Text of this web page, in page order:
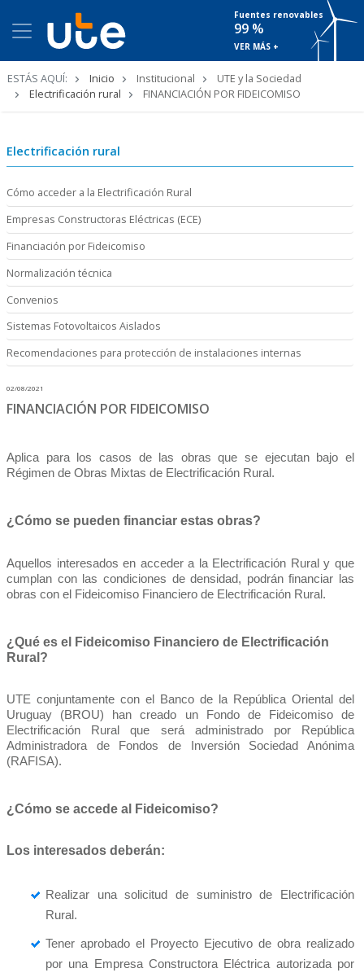
Fuentes renovables
99 %
VER MÁS +
ESTÁS AQUÍ: Inicio Institucional
UTE y la Sociedad
Electrificación rural
FINANCIACIÓN POR FIDEICOMISO
Electrificación rural
Cómo acceder a la Electrificación Rural
Empresas Constructoras Eléctricas (ECE)
Financiación por Fideicomiso
Normalización técnica
Convenios
Sistemas Fotovoltaicos Aislados
Recomendaciones para protección de instalaciones internas
02/08/2021
FINANCIACIÓN POR FIDEICOMISO
Aplica para los casos de las obras que se ejecutan bajo el
Régimen de Obras Mixtas de Electrificación Rural.
¿Cómo se pueden financiar estas obras?
Aquellos interesados en acceder a la Electrificación Rural y que
cumplan con las condiciones de densidad, podrán financiar las
obras con el Fideicomiso Financiero de Electrificación Rural.
¿Qué es el Fideicomiso Financiero de Electrificación
Rural?
UTE conjuntamente con el Banco de la República Oriental del
Uruguay (BROU) han creado un Fondo de Fideicomiso de
Electrificación Rural que será administrado por República
Administradora de Fondos de Inversión Sociedad Anónima
(RAFISA).
¿Cómo se accede al Fideicomiso?
Los interesados deberán:
Realizar una solicitud de suministro de Electrificación
Rural.
Tener aprobado el Proyecto Ejecutivo de obra realizado
por una Empresa Constructora Eléctrica autorizada por